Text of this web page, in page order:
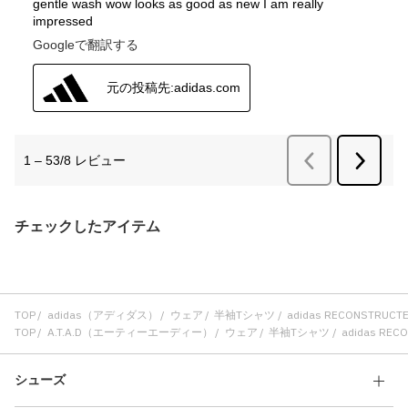
チェックしたアイテム
TOP adidas（アディダス） ウェア 半袖Tシャツ
adidas
TOP
A.T.A.D（エーティーエーディー） ウェア 半袖Tシャツ adidas
シューズ